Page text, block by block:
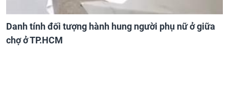
Danh tính đối tượng hành hung người phụ nữ ở giữa
chợ ở TP.HCM